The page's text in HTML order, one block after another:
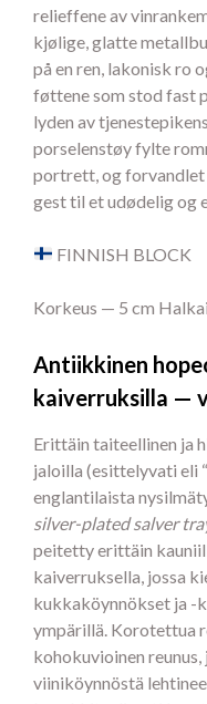
relieffene av
kjølige, glatte
på en ren, lakonisk ro
føttene som stod fast
lyden av
porselenstøy fylte
portrett, og
gest til et udødelig og
FINNISH BLOCK
Korkeus — 5 cm
Antiikkinen
kaiverruksilla —
Erittäin taiteellinen ja
jaloilla (esittelyvati eli
englantilaista
silver-plated salver
peitetty erittäin
kaiverruksella, jossa
kukkaköynnökset ja -
ympärillä. Korotettua
kohokuvioinen
viiniköynnöstä